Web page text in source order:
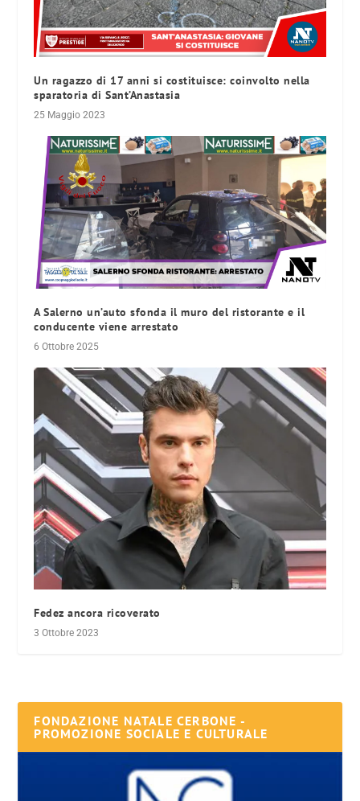
Un ragazzo di 17 anni si costituisce: coinvolto nella
sparatoria di Sant’Anastasia
25 Maggio 2023
A Salerno un’auto sfonda il muro del ristorante e il
conducente viene arrestato
6 Ottobre 2025
Fedez ancora ricoverato
3 Ottobre 2023
FONDAZIONE NATALE CERBONE -
PROMOZIONE SOCIALE E CULTURALE